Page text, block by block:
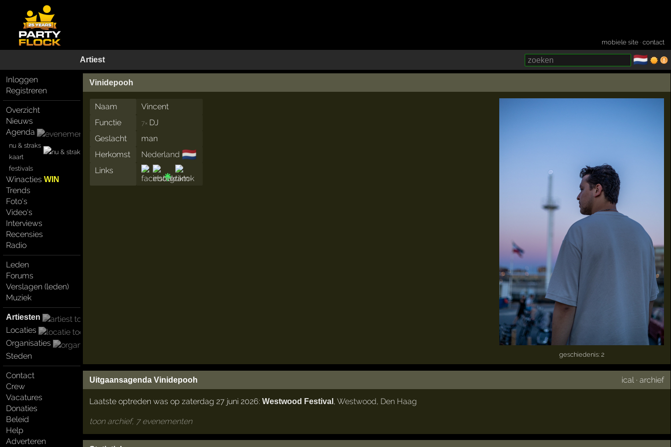
mobiele site ·contact
Artiest 🇳🇱
Inloggen
Registreren
Overzicht
Nieuws
Agenda
nu & straks
kaart
festivals
WinactiesWIN
Trends
Foto's
Video's
Interviews
Recensies
Radio
Leden
Forums
Verslagen (leden)
Muziek
Artiesten
Locaties
Organisaties
Steden
Contact
Crew
Vacatures
Donaties
Beleid
Help
Adverteren
Vinidepooh
geschiedenis: 2
Naam
Vincent
Functie
7× DJ
Geslacht
man
Herkomst
Nederland 🇳🇱
Links
Uitgaansagenda Vinidepooh ical ·archief
Laatste optreden was op zaterdag 27 juni 2026: Westwood Festival , Westwood, Den Haag
toon archief, 7 evenementen